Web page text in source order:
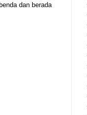
dan berada